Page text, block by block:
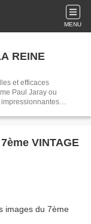
MENU
REINE
et efficaces
Paul Jaray ou